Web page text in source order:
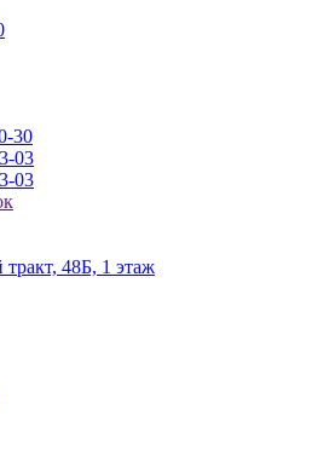
30
03
03
48Б, 1 этаж